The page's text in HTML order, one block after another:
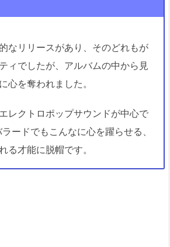
なリリースがあり、そのどれもが
ィでしたが、アルバムの中から見
心を奪われました。
レクトロポップサウンドが中心で
ードでもこんなに心を躍らせる、
る才能に脱帽です。